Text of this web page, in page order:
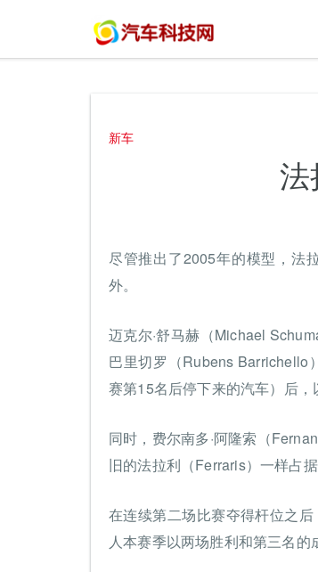
新车
尽管推出了2005年的模型，法
外。
迈克尔·舒马赫（Michael
巴里切罗（Rubens Barrichello
赛第15名后停下来的汽车）后，
同时，费尔南多·阿隆索（
旧的法拉利（Ferraris）一样占
在连续第二场比赛夺得杆位之
人本赛季以两场胜利和第三名的